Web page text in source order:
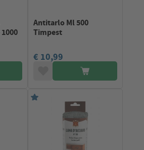
Antitarlo Ml 500
Timpest
€ 10,99